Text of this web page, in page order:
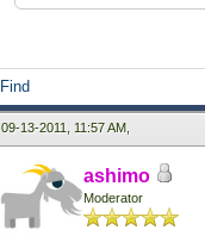
colspan = 1,
""
},
row = 0, row-
{display-cell
colspan = 5,
""
Find
09-13-2011, 11:57 AM,
ashimo
Moderator